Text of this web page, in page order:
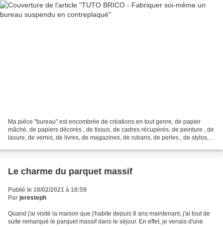
Ma pièce "bureau" est encombrée de créations en tout genre, de papier
mâché, de papiers décorés , de tissus, de cadres récupérés, de peinture , de
lasure, de vernis, de livres, de magazines, de rubans, de perles , de stylos,
Le charme du parquet massif
Publié le 18/02/2021 à 18:59
Par jeresteph
Quand j'ai visité la maison que j'habite depuis 8 ans maintenant, j'ai tout de
suite remarqué le parquet massif dans le séjour. En effet, je venais d'une